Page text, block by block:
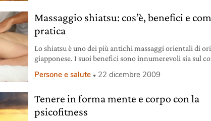
Massaggio shiatsu: cos’è, benefici e
pratica
Lo shiatsu è uno dei più antichi massaggi orientali di
giapponese. I suoi benefici sono innumerevoli sia sul
Persone e salute 22 dicembre 2009
Tenere in forma mente e corpo con la
psicofitness